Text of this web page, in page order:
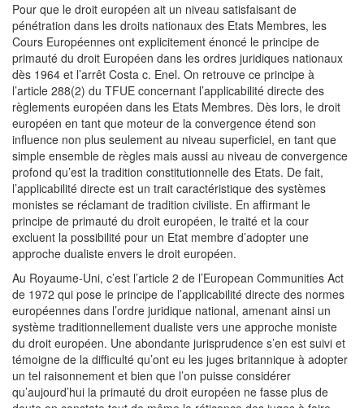
Pour que le droit européen ait un niveau satisfaisant de
pénétration dans les droits nationaux des Etats Membres, les
Cours Européennes ont explicitement énoncé le principe de
primauté du droit Européen dans les ordres juridiques nationaux
dès 1964 et l’arrêt Costa c. Enel. On retrouve ce principe à
l’article 288(2) du TFUE concernant l’applicabilité directe des
règlements européen dans les Etats Membres. Dès lors, le droit
européen en tant que moteur de la convergence étend son
influence non plus seulement au niveau superficiel, en tant que
simple ensemble de règles mais aussi au niveau de convergence
profond qu’est la tradition constitutionnelle des Etats. De fait,
l’applicabilité directe est un trait caractéristique des systèmes
monistes se réclamant de tradition civiliste. En affirmant le
principe de primauté du droit européen, le traité et la cour
excluent la possibilité pour un Etat membre d’adopter une
approche dualiste envers le droit européen.
Au Royaume-Uni, c’est l’article 2 de l’European Communities Act
de 1972 qui pose le principe de l’applicabilité directe des normes
européennes dans l’ordre juridique national, amenant ainsi un
système traditionnellement dualiste vers une approche moniste
du droit européen. Une abondante jurisprudence s’en est suivi et
témoigne de la difficulté qu’ont eu les juges britannique à adopter
un tel raisonnement et bien que l’on puisse considérer
qu’aujourd’hui la primauté du droit européen ne fasse plus de